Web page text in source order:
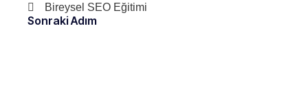
Bireysel SEO Eğitimi
Sonraki Adım